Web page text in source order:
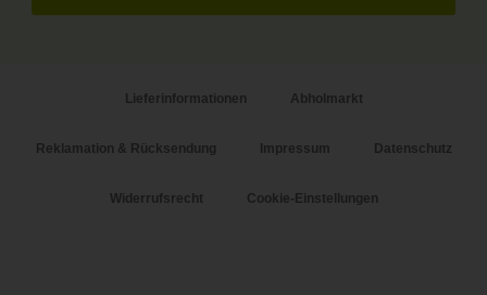
Lieferinformationen Abholmarkt
Reklamation & Rücksendung Impressum Datenschutz
Widerrufsrecht Cookie-Einstellungen